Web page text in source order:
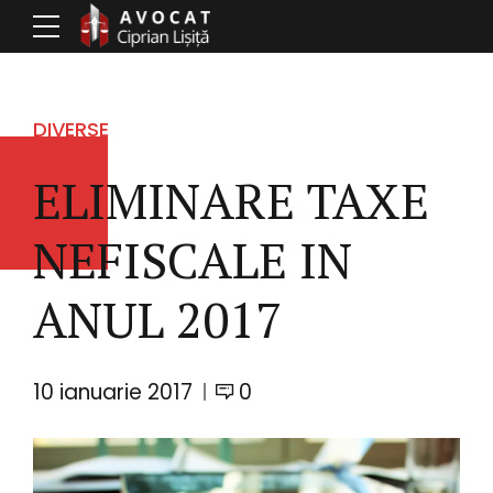
DIVERSE
ELIMINARE TAXE
NEFISCALE IN
ANUL 2017
10 ianuarie 2017 0